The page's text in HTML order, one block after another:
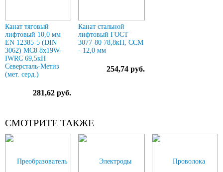
Канат тяговый
лифтовый 10,0 мм
EN 12385-5 (DIN
3062) МС8 8х19W-
IWRC 69,5кН
Северсталь-Метиз
(мет. серд.)
281,62 руб.
Канат стальной
лифтовый ГОСТ
3077-80 78,8кН, ССМ
- 12,0 мм
254,74 руб.
СМОТРИТЕ ТАКЖЕ